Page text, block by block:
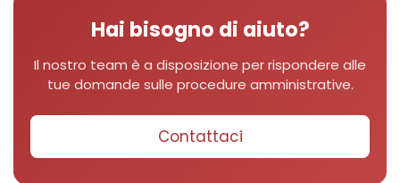
Hai bisogno di aiuto?
Il nostro team è a disposizione per rispondere alle
tue domande sulle procedure amministrative.
Contattaci